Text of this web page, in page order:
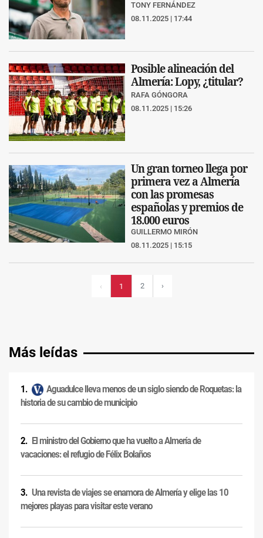
TONY FERNÁNDEZ
08.11.2025 | 17:44
Posible alineación del
Almería: Lopy, ¿titular?
RAFA GÓNGORA
08.11.2025 | 15:26
Un gran torneo llega por
primera vez a Almería
con las promesas
españolas y premios de
18.000 euros
GUILLERMO MIRÓN
08.11.2025 | 15:15
‹ 1 2 ›
Más leídas
Aguadulce lleva menos de un siglo siendo de Roquetas: la
historia de su cambio de municipio
El ministro del Gobierno que ha vuelto a Almería de
vacaciones: el refugio de Félix Bolaños
Una revista de viajes se enamora de Almería y elige las 10
mejores playas para visitar este verano